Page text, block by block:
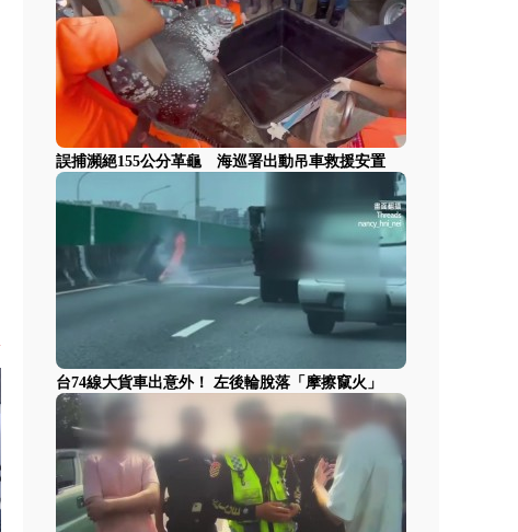
誤捕瀕絕155公分革龜 海巡署出動吊車救援安置
台74線大貨車出意外！ 左後輪脫落「摩擦竄火」